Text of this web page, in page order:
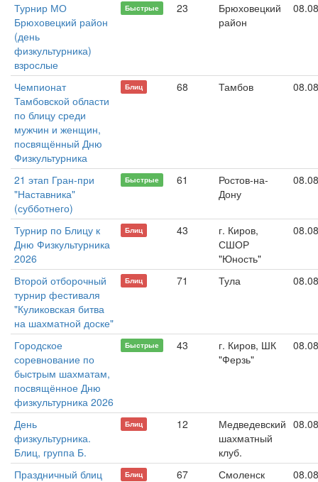
Турнир МО
Брюховецкий район
(день
физкультурника)
взрослые
Быстрые 23
Брюховецкий
район
Чемпионат
Тамбовской области
по блицу среди
мужчин и женщин,
посвящённый Дню
Физкультурника
Блиц 68 Тамбов
21 этап Гран-при
"Наставника"
(субботнего)
Быстрые 61
Ростов-на-
Дону
Турнир по Блицу к
Дню Физкультурника
2026
Блиц 43
г. Киров,
СШОР
"Юность"
Второй отборочный
турнир фестиваля
"Куликовская битва
на шахматной доске"
Блиц 71 Тула
Городское
соревнование по
быстрым шахматам,
посвящённое Дню
физкультурника 2026
Быстрые 43
г. Киров, ШК
"Ферзь"
День
физкультурника.
Блиц, группа Б.
Блиц 12
Медведевский
шахматный
клуб.
Праздничный блиц
Блиц 67 Смоленск